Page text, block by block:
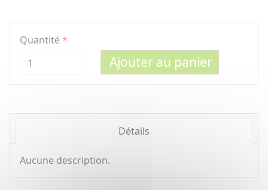
Quantité
Ajouter au panier
Détails
Aucune description.